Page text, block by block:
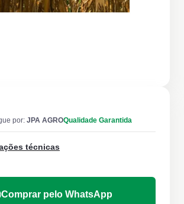
por: JPA AGROQualidade Garantida
técnicas
Comprar pelo WhatsApp